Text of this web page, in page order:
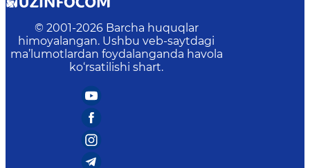
© 2001-2026 Barcha huquqlar
himoyalangan. Ushbu veb-saytdagi
ma’lumotlardan foydalanganda havola
ko‘rsatilishi shart.